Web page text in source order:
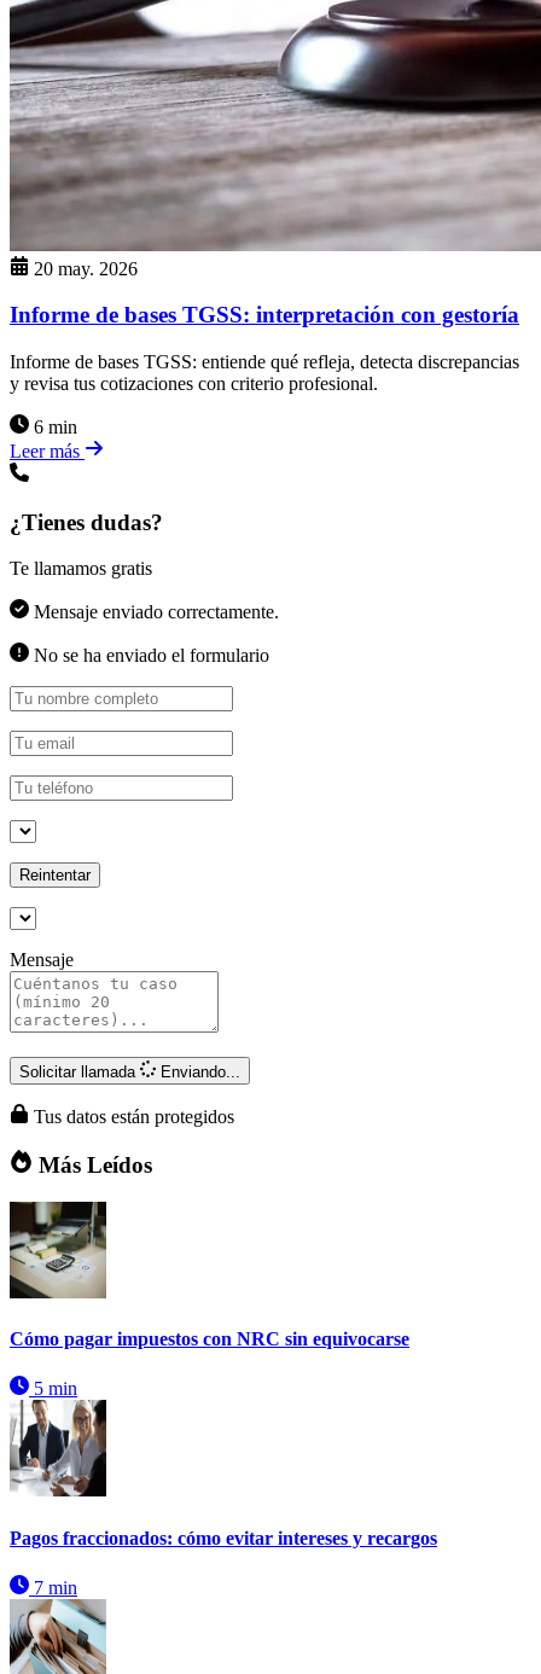
20 may. 2026
Informe de bases TGSS: interpretación con gestoría
Informe de bases TGSS: entiende qué refleja, detecta discrepancias
y revisa tus cotizaciones con criterio profesional.
6 min
Leer más
¿Tienes dudas?
Te llamamos gratis
Mensaje enviado correctamente.
No se ha enviado el formulario
Reintentar
Mensaje
Solicitar llamada Enviando...
Tus datos están protegidos
Más Leídos
Cómo pagar impuestos con NRC sin equivocarse
5 min
Pagos fraccionados: cómo evitar intereses y recargos
7 min